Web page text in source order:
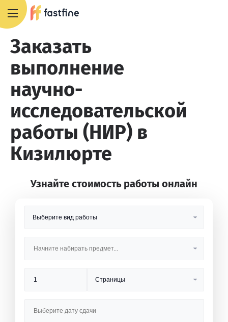
Заказать
выполнение
научно-
исследовательской
работы (НИР) в
Кизилюрте
Узнайте стоимость работы онлайн